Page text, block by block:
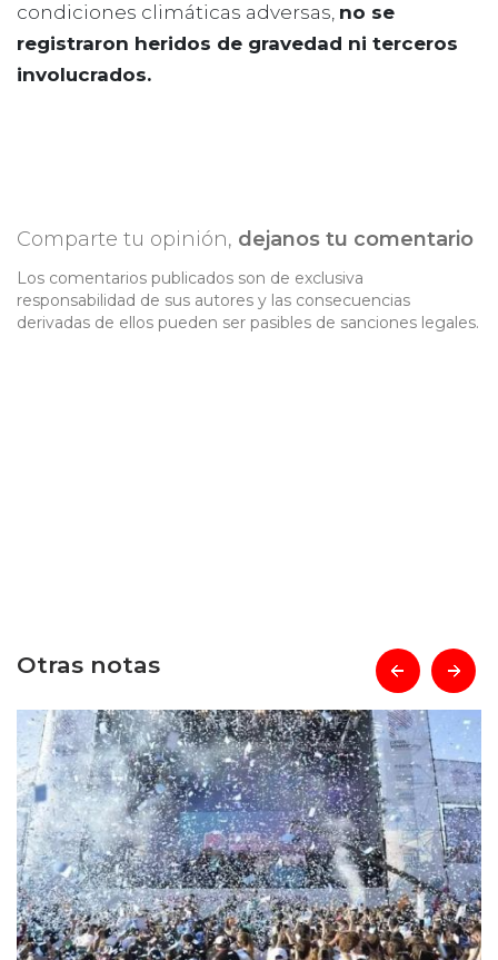
condiciones climáticas adversas, no se
registraron heridos de gravedad ni terceros
involucrados.
Comparte tu opinión, dejanos tu comentario
Los comentarios publicados son de exclusiva
responsabilidad de sus autores y las consecuencias
derivadas de ellos pueden ser pasibles de sanciones legales.
Otras notas prev next